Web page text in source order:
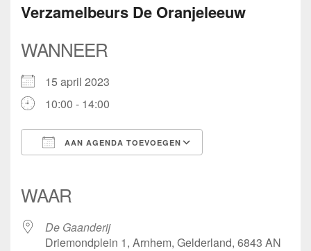
Verzamelbeurs De Oranjeleeuw
WANNEER
15 april 2023
10:00 - 14:00
AAN AGENDA TOEVOEGEN
WAAR
De Gaanderij
Driemondplein 1, Arnhem, Gelderland, 6843 AN